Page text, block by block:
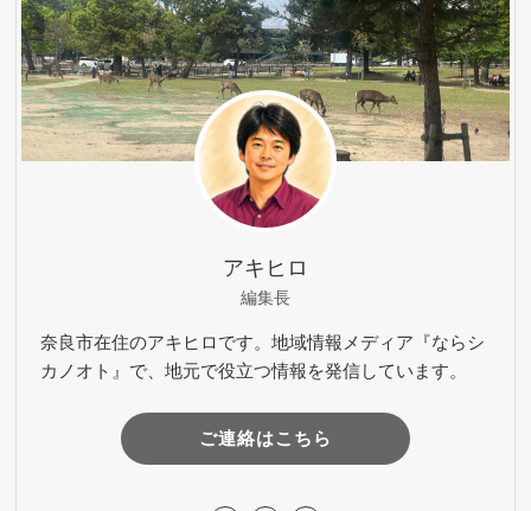
アキヒロ
編集長
奈良市在住のアキヒロです。地域情報メディア『ならシ
カノオト』で、地元で役立つ情報を発信しています。
ご連絡はこちら